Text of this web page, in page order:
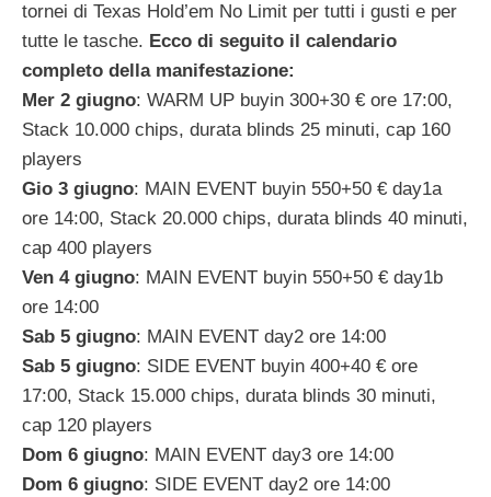
tornei di Texas Hold’em No Limit per tutti i gusti e per
tutte le tasche. Ecco di seguito il calendario
completo della manifestazione:
Mer 2 giugno: WARM UP buyin 300+30 € ore 17:00,
Stack 10.000 chips, durata blinds 25 minuti, cap 160
players
Gio 3 giugno: MAIN EVENT buyin 550+50 € day1a
ore 14:00, Stack 20.000 chips, durata blinds 40 minuti,
cap 400 players
Ven 4 giugno: MAIN EVENT buyin 550+50 € day1b
ore 14:00
Sab 5 giugno: MAIN EVENT day2 ore 14:00
Sab 5 giugno: SIDE EVENT buyin 400+40 € ore
17:00, Stack 15.000 chips, durata blinds 30 minuti,
cap 120 players
Dom 6 giugno: MAIN EVENT day3 ore 14:00
Dom 6 giugno: SIDE EVENT day2 ore 14:00